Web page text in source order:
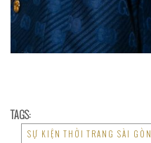
TAGS:
SỰ KIỆN THỜI TRANG SÀI GÒN